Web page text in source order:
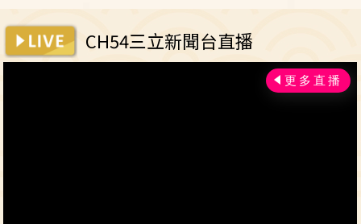
CH54三立新聞台直播